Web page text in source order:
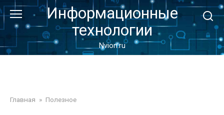
Перейти
к
контенту
Информационные
технологии
Nvion.ru
Главная » Полезное